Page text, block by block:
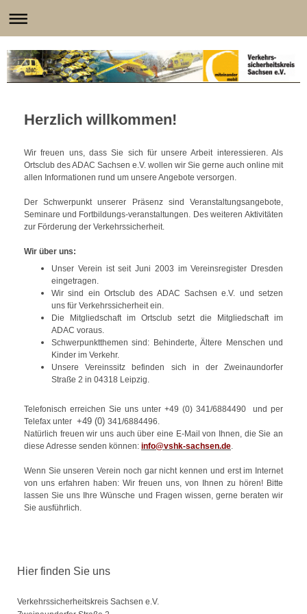
Herzlich willkommen!
Wir freuen uns, dass Sie sich für unsere Arbeit interessieren. Als
Ortsclub des ADAC Sachsen e.V. wollen wir Sie gerne auch online mit
allen Informationen rund um unsere Angebote versorgen.
Der Schwerpunkt unserer Präsenz sind Veranstaltungsangebote,
Seminare und Fortbildungs-veranstaltungen. Des weiteren Aktivitäten
zur Förderung der Verkehrssicherheit.
Wir über uns:
Unser Verein ist seit Juni 2003 im Vereinsregister Dresden
eingetragen.
Wir sind ein Ortsclub des ADAC Sachsen e.V. und setzen
uns für Verkehrssicherheit ein.
Die Mitgliedschaft im Ortsclub setzt die Mitgliedschaft im
ADAC voraus.
Schwerpunktthemen sind: Behinderte, Ältere Menschen und
Kinder im Verkehr.
Unsere Vereinssitz befinden sich in der Zweinaundorfer
Straße 2 in 04318 Leipzig.
Telefonisch erreichen Sie uns unter +49 (0) 341/6884490 und per
Telefax unter +49 (0) 341/6884496.
Natürlich freuen wir uns auch über eine E-Mail von Ihnen, die Sie an
diese Adresse senden können: info@vshk-sachsen.de.
Wenn Sie unseren Verein noch gar nicht kennen und erst im Internet
von uns erfahren haben: Wir freuen uns, von Ihnen zu hören! Bitte
lassen Sie uns Ihre Wünsche und Fragen wissen, gerne beraten wir
Sie ausführlich.
Hier finden Sie uns
Verkehrssicherheitskreis Sachsen e.V.